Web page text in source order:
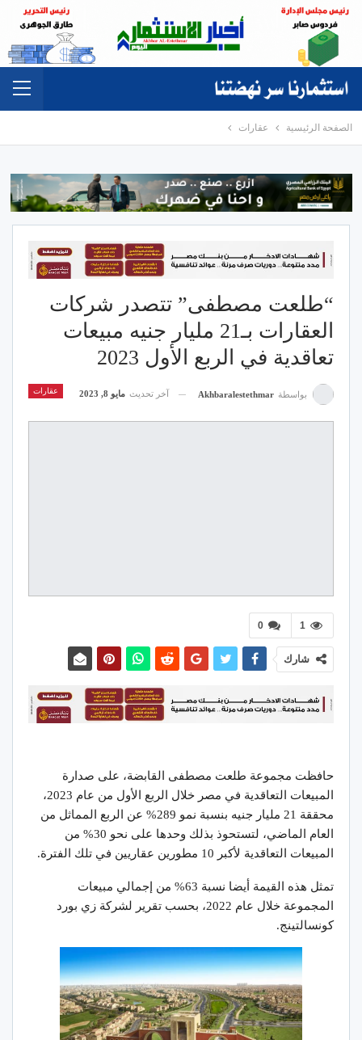
الصفحة الرئيسية عقارات
“طلعت مصطفى” تتصدر شركات
العقارات بـ21 مليار جنيه مبيعات
تعاقدية في الربع الأول 2023
عقارات بواسطة Akhbaralestethmar آخر تحديث مايو 8, 2023
0 1
شارك
حافظت مجموعة طلعت مصطفى القابضة، على صدارة
المبيعات التعاقدية في مصر خلال الربع الأول من عام 2023،
محققة 21 مليار جنيه بنسبة نمو 289% عن الربع المماثل من
العام الماضي، لتستحوذ بذلك وحدها على نحو 30% من
المبيعات التعاقدية لأكبر 10 مطورين عقاريين في تلك الفترة.
تمثل هذه القيمة أيضا نسبة 63% من إجمالي مبيعات
المجموعة خلال عام 2022، بحسب تقرير لشركة زي بورد
كونسالتينج.